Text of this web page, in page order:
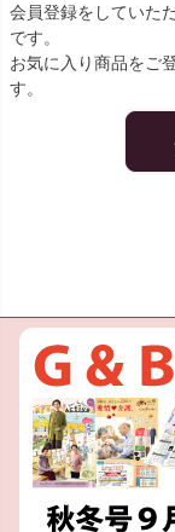
会員登録をしていた
です。
お気に入り商品をご
す。